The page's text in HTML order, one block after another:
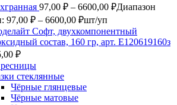
97,00 ₽ – 6600,00 ₽Диапазон
97,00 ₽ – 6600,00 ₽шт/уп
Софт, двухкомпонентный
состав, 160 гр, арт. Е120619160з
₽
стеклянные
Чёрные глянцевые
Чёрные матовые